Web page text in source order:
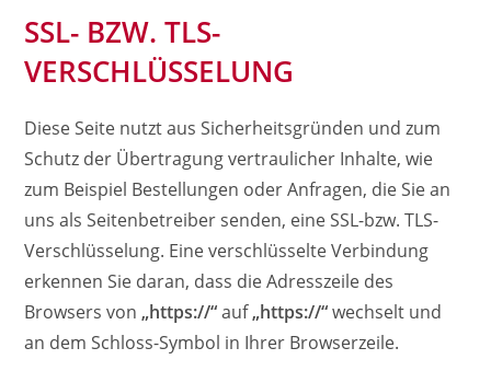
SSL- BZW. TLS-
VERSCHLÜSSELUNG
Diese Seite nutzt aus Sicherheitsgründen und zum
Schutz der Übertragung vertraulicher Inhalte, wie
zum Beispiel Bestellungen oder Anfragen, die Sie an
uns als Seitenbetreiber senden, eine SSL-bzw. TLS-
Verschlüsselung. Eine verschlüsselte Verbindung
erkennen Sie daran, dass die Adresszeile des
Browsers von„https://“auf„https://“wechselt und
an dem Schloss-Symbol in Ihrer Browserzeile.